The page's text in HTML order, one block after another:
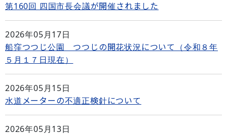
第160回 四国市長会議が開催されました
2026年05月17日
船窪つつじ公園 つつじの開花状況について（令和８年
５月１７日現在）
2026年05月15日
水道メーターの不適正検針について
2026年05月13日